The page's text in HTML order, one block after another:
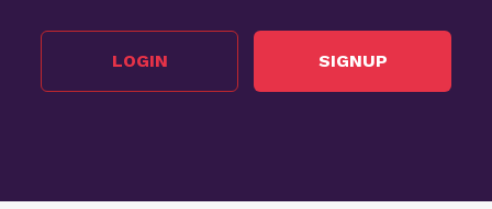
LOGIN SIGNUP